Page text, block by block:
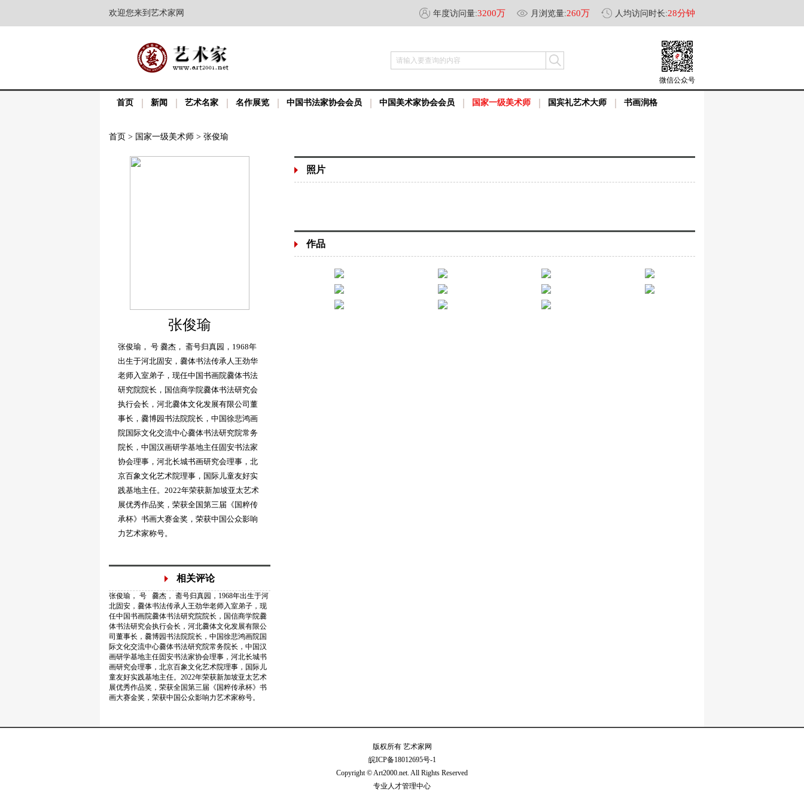
欢迎您来到艺术家网 年度访问量:3200万 月浏览量:260万 人均访问时长:28分钟
请输入要查询的内容
微信公众号
首页 新闻 艺术名家 名作展览 中国书法家协会会员 中国美术家协会会员 国家一级美术师 国宾礼艺术大师 书画润格
首页 > 国家一级美术师 > 张俊瑜
张俊瑜
张俊瑜， 号 爨杰， 斋号归真园，1968年
出生于河北固安，爨体书法传承人王劲华
老师入室弟子，现任中国书画院爨体书法
研究院院长，国信商学院爨体书法研究会
执行会长，河北爨体文化发展有限公司董
事长，爨博园书法院院长，中国徐悲鸿画
院国际文化交流中心爨体书法研究院常务
院长，中国汉画研学基地主任固安书法家
协会理事，河北长城书画研究会理事，北
京百象文化艺术院理事，国际儿童友好实
践基地主任。2022年荣获新加坡亚太艺术
展优秀作品奖，荣获全国第三届《国粹传
承杯》书画大赛金奖，荣获中国公众影响
力艺术家称号。
相关评论
张俊瑜， 号 爨杰， 斋号归真园，1968年出生于河
北固安，爨体书法传承人王劲华老师入室弟子，现
任中国书画院爨体书法研究院院长，国信商学院爨
体书法研究会执行会长，河北爨体文化发展有限公
司董事长，爨博园书法院院长，中国徐悲鸿画院国
际文化交流中心爨体书法研究院常务院长，中国汉
画研学基地主任固安书法家协会理事，河北长城书
画研究会理事，北京百象文化艺术院理事，国际儿
童友好实践基地主任。2022年荣获新加坡亚太艺术
展优秀作品奖，荣获全国第三届《国粹传承杯》书
画大赛金奖，荣获中国公众影响力艺术家称号。
照片
作品
版权所有 艺术家网
皖ICP备18012695号-1
Copyright © Art2000.net. All Rights Reserved
专业人才管理中心